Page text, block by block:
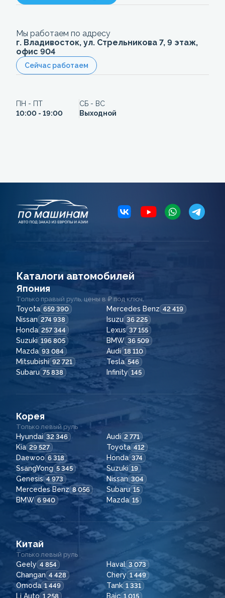
Мы работаем по адресу
г. Владивосток, ул. Стрельникова 7, 9 этаж,
офис 904
Сейчас работаем
ПН - ПТ
10:00 - 19:00
СБ - ВС
Выходной
Каталоги автомобилей
Япония
Только правый руль, цены в ₽ под ключ.
Toyota 659 390 Mercedes Benz 42 419
Nissan 274 938 Isuzu 36 225
Honda 257 344 Lexus 37 155
Suzuki 196 805 BMW 36 509
Mazda 93 084 Audi 18 110
Mitsubishi 92 721 Tesla 546
Subaru 75 838 Infinity 145
Корея
Только левый руль
Hyundai 32 346 Audi 2 771
Kia 29 527 Toyota 412
Daewoo 6 318 Honda 374
SsangYong 5 345 Suzuki 19
Genesis 4 973 Nissan 304
Mercedes Benz 8 056 Subaru 15
BMW 6 940 Mazda 15
Китай
Только левый руль
Geely 4 854 Haval 3 073
Changan 4 428 Chery 1 449
Omoda 1 449 Tank 1 331
Li Auto 1 258 Baic 1 015